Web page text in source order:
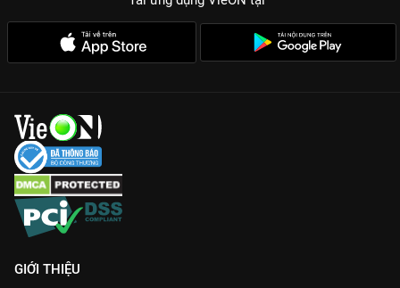
GIỚI THIỆU